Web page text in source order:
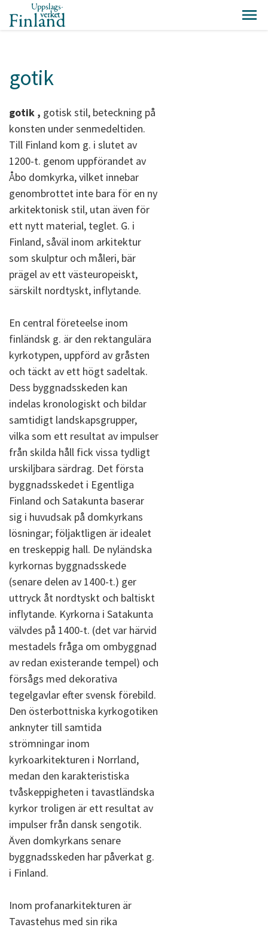
gotik
gotik , gotisk stil, beteckning på
konsten under senmedeltiden.
Till Finland kom g. i slutet av
1200-t. genom uppförandet av
Åbo domkyrka, vilket innebar
genombrottet inte bara för en ny
arkitektonisk stil, utan även för
ett nytt material, teglet. G. i
Finland, såväl inom arkitektur
som skulptur och måleri, bär
prägel av ett västeuropeiskt,
särskilt nordtyskt, inflytande.
En central företeelse inom
finländsk g. är den rektangulära
kyrkotypen, uppförd av gråsten
och täckt av ett högt sadeltak.
Dess byggnadsskeden kan
indelas kronologiskt och bildar
samtidigt landskapsgrupper,
vilka som ett resultat av impulser
från skilda håll fick vissa tydligt
urskiljbara särdrag. Det första
byggnadsskedet i Egentliga
Finland och Satakunta baserar
sig i huvudsak på domkyrkans
lösningar; följaktligen är idealet
en treskeppig hall. De nyländska
kyrkornas byggnadsskede
(senare delen av 1400-t.) ger
uttryck åt nordtyskt och baltiskt
inflytande. Kyrkorna i Satakunta
välvdes på 1400-t. (det var härvid
mestadels fråga om ombyggnad
av redan existerande tempel) och
försågs med dekorativa
tegelgavlar efter svensk förebild.
Den österbottniska kyrkogotiken
anknyter till samtida
strömningar inom
kyrkoarkitekturen i Norrland,
medan den karakteristiska
tvåskeppigheten i tavastländska
kyrkor troligen är ett resultat av
impulser från dansk sengotik.
Även domkyrkans senare
byggnadsskeden har påverkat g.
i Finland.
Inom profanarkitekturen är
Tavastehus med sin rika